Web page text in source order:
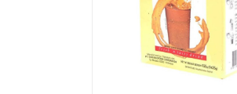
SNACK MODERN
SNACK TRADISIONAL
SOFT DRINK